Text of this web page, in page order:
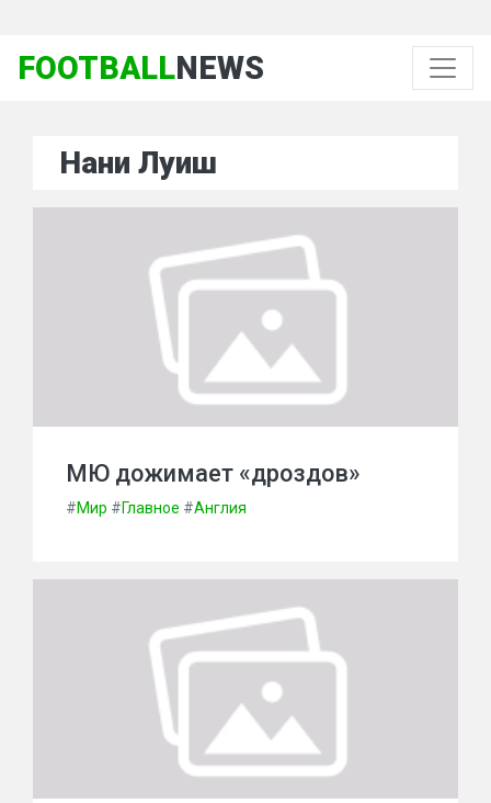
FOOTBALLNEWS
Нани Луиш
МЮ дожимает «дроздов»
#Мир #Главное #Англия